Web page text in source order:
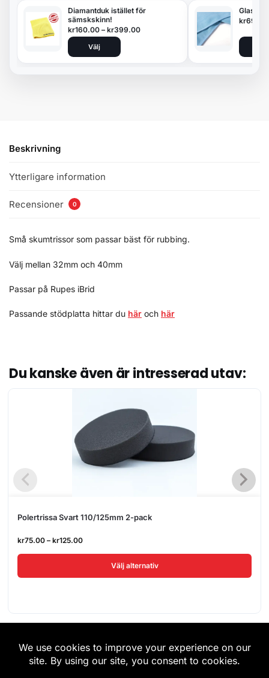
Diamantduk istället för
sämskskinn!
kr160.00 – kr399.00
Välj
kr69.00
Beskrivning
Ytterligare information
Recensioner 0
Små skumtrissor som passar bäst för rubbing.
Välj mellan 32mm och 40mm
Passar på Rupes iBrid
Passande stödplatta hittar du här och här
Du kanske även är intresserad utav:
Polertrissa Svart 110/125mm 2-pack
kr75.00 – kr125.00
Välj alternativ